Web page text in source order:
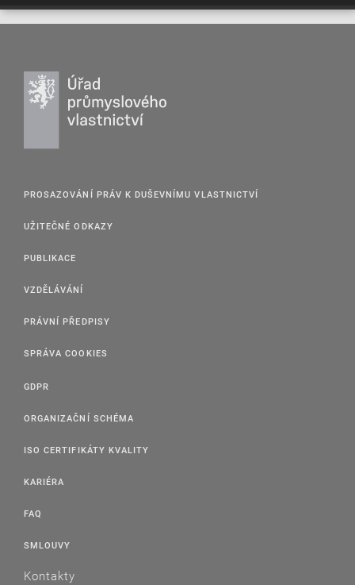
PROSAZOVÁNÍ PRÁV K DUŠEVNÍMU VLASTNICTVÍ
UŽITEČNÉ ODKAZY
PUBLIKACE
VZDĚLÁVÁNÍ
PRÁVNÍ PŘEDPISY
SPRÁVA COOKIES
GDPR
ORGANIZAČNÍ SCHÉMA
ISO CERTIFIKÁTY KVALITY
KARIÉRA
FAQ
SMLOUVY
Kontakty